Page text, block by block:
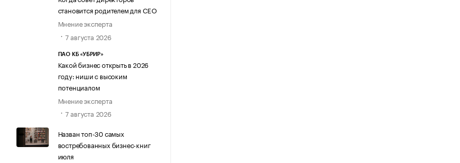
становится родителем для CEO
Мнение эксперта
7 августа 2026
ПАО КБ «УБРИР»
Какой бизнес открыть в 2026
году: ниши с высоким
потенциалом
Мнение эксперта
7 августа 2026
Назван топ-30 самых
востребованных бизнес-книг
июля